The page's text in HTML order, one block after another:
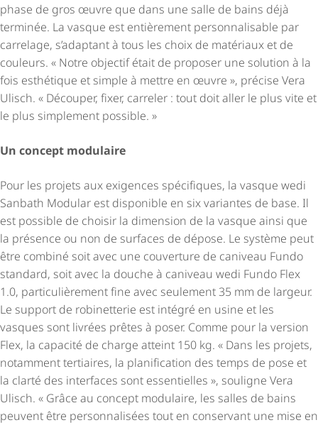
phase de gros œuvre que dans une salle de bains déjà
terminée. La vasque est entièrement person­na­li­sable par
carrelage, s’adaptant à tous les choix de matériaux et de
couleurs. « Notre objectif était de proposer une solution à la
fois esthétique et simple à mettre en œuvre », précise Vera
Ulisch. « Découper, fixer, carreler : tout doit aller le plus vite et
le plus simplement possible. »
Un concept modulaire
Pour les projets aux exigences spécifiques, la vasque wedi
Sanbath Modular est disponible en six variantes de base. Il
est possible de choisir la dimension de la vasque ainsi que
la présence ou non de surfaces de dépose. Le système peut
être combiné soit avec une couverture de caniveau Fundo
standard, soit avec la douche à caniveau wedi Fundo Flex
1.0, parti­cu­liè­re­ment fine avec seulement 35 mm de largeur.
Le support de robinetterie est intégré en usine et les
vasques sont livrées prêtes à poser. Comme pour la version
Flex, la capacité de charge atteint 150 kg. « Dans les projets,
notamment tertiaires, la planification des temps de pose et
la clarté des interfaces sont essentielles », souligne Vera
Ulisch. « Grâce au concept modulaire, les salles de bains
peuvent être personnalisées tout en conservant une mise en